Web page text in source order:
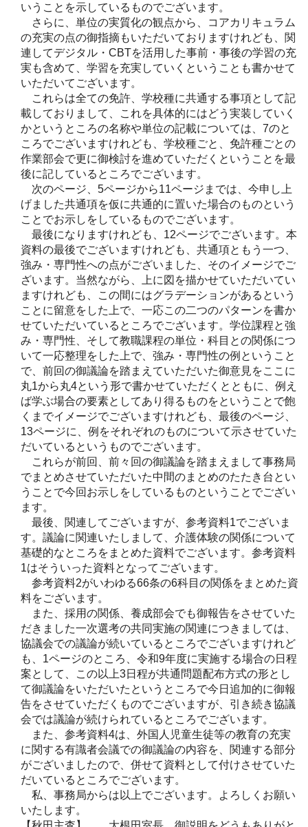
いうことを示しているものでございます。
さらに、単位の実質化の観点から、コアカリキュラム
の充実の点の御指摘もいただいておりますけれども、関
連してデジタル・CBTを活用した事前・事後の学習の充
実も含めて、学習を充実していくということも書かせて
いただいてございます。
これらは全ての免許、学校種に共通する事項として記
載しておりまして、これを具体的にはどう実装していく
かというところの名称や単位の記載については、7のと
ころでございますけれども、学校種ごと、免許種ごとの
作業部会で更に御検討を進めていただくということを最
後に記しているところでございます。
次のページ、5ページから11ページまでは、今申し上
げました共通項を仮に共通的に置いた場合のものという
ことでお示しをしているものでございます。
最後になりますけれども、12ページでございます。本
資料の最後でございますけれども、共通項ともう一つ、
強み・専門性への点がございました、そのイメージでご
ざいます。当然ながら、上に図を描かせていただいてい
ますけれども、この間にはグラデーションがあるという
ことに留意をした上で、一応この二つのパターンを書か
せていただいているところでございます。学位課程と強
み・専門性、そして教職課程の単位・科目との関係につ
いて一応整理をした上で、強み・専門性の例ということ
で、前回の御議論を踏まえていただいた御意見をここに
丸1から丸4という形で書かせていただくとともに、例え
ば学ぶ場合の要素としてあり得るものをということで飽
くまでイメージでございますけれども、最後のページ、
13ページに、例をそれぞれのものについて示させていた
だいているというものでございます。
これらが前回、前々回の御議論を踏まえまして事務局
でまとめさせていただいた中間のまとめのたたき台とい
うことで今回お示しをしているものということでござい
ます。
最後、関連してございますが、参考資料1でございま
す。議論に関連いたしまして、介護体験の関係について
基礎的なところをまとめた資料でございます。参考資料
1はそういった資料となってございます。
参考資料2がいわゆる66条の6科目の関係をまとめた資
料をございます。
また、採用の関係、養成部会でも御報告をさせていた
だきました一次選考の共同実施の関連につきましては、
協議会での議論が続いているところでございますけれど
も、1ページのところ、令和9年度に実施する場合の日程
案として、この以上3日程が共通問題配布方式の形とし
て御議論をいただいたというところで今日追加的に御報
告をさせていただくものでございますが、引き続き協議
会では議論が続けられているところでございます。
また、参考資料4は、外国人児童生徒等の教育の充実
に関する有識者会議での御議論の内容を、関連する部分
がございましたので、併せて資料として付けさせていた
だいているところでございます。
私、事務局からは以上でございます。よろしくお願い
いたします。